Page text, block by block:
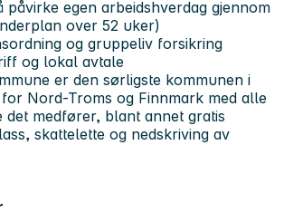
påvirke egen arbeidshverdag gjennom
over 52 uker)
og gruppeliv forsikring
og lokal avtale
er den sørligste kommunen i
Nord-Troms og Finnmark med alle
det medfører, blant annet gratis
skattelette og nedskriving av